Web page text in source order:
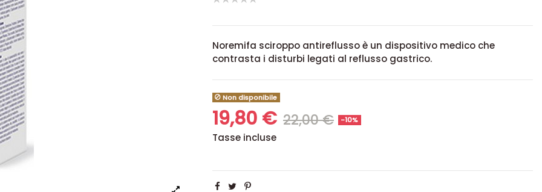
Noremifa sciroppo antireflusso è un dispositivo medico che
contrasta i disturbi legati al reflusso gastrico.
Non disponibile
19,80 € 22,00 € -10%
Tasse incluse